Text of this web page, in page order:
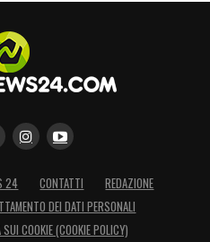
24 CONTATTI
REDAZIONE
DEI DATI PERSONALI
COOKIE (COOKIE POLICY)